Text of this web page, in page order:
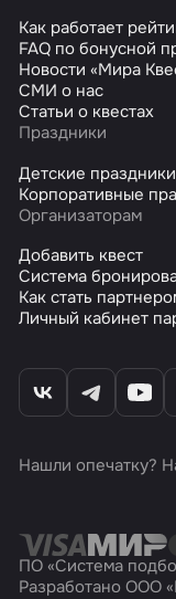
Как работает
FAQ по бонусной
Новости «Мира
СМИ о нас
Статьи о квестах
Праздники
Детские праздники
Корпоративные
Организаторам
Добавить квест
Система
Как стать
Личный кабинет
Нашли опечатку?
ПО «Система
Разработано ООО